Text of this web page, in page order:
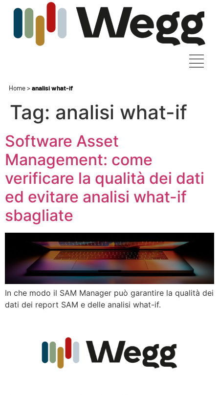
Home>analisi what-if
Tag: analisi what-if
Software Asset
Management: come
verificare la qualità dei dati
ed evitare analisi what-if
sbagliate
In che modo il SAM Manager può garantire la qualità dei
dati dei report SAM e delle analisi what-if.